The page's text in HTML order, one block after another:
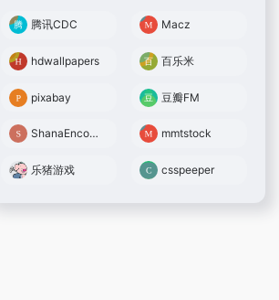
腾讯CDC Macz
hdwallpapers 百乐米
pixabay 豆瓣FM
ShanaEncoder mmtstock
乐猪游戏 csspeeper